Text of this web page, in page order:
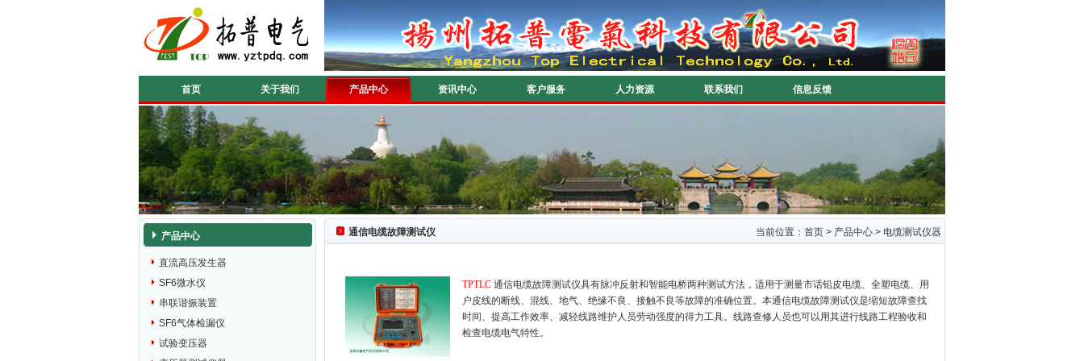
首页 关于我们 产品中心 资讯中心 客户服务 人力资源 联系我们 信息反馈
产品中心
直流高压发生器
SF6微水仪
串联谐振装置
SF6气体检漏仪
试验变压器
当前位置： 首页 > 产品中心 > 电缆测试仪器
通信电缆故障测试仪
TPTLC 通信电缆故障测试仪具有脉冲反射和智能电桥两种测试方法，适用于测量市话铅皮电缆、全塑电缆、用
户皮线的断线、混线、地气、绝缘不良、接触不良等故障的准确位置。本通信电缆故障测试仪是缩短故障查找
时间、提高工作效率、减轻线路维护人员劳动强度的得力工具。线路查修人员也可以用其进行线路工程验收和
检查电缆电气特性。